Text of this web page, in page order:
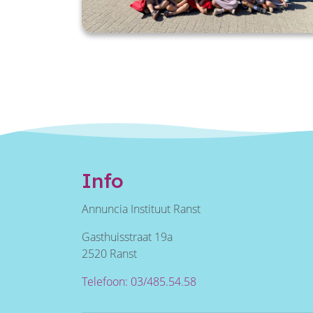
Info
Annuncia Instituut Ranst
Gasthuisstraat 19a
2520 Ranst
Telefoon: 03/485.54.58